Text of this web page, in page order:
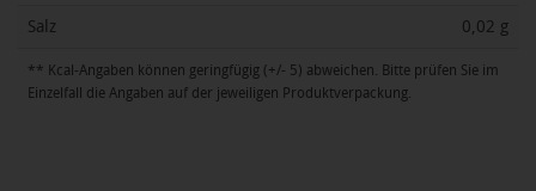
Salz 0,02 g
** Kcal-Angaben können geringfügig (+/- 5) abweichen. Bitte prüfen Sie im
Einzelfall die Angaben auf der jeweiligen Produktverpackung.